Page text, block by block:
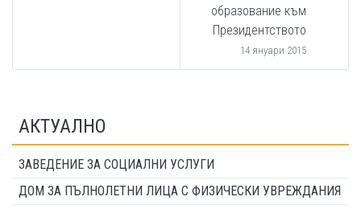
образование към
Президентството
14 януари 2015
АКТУАЛНО
ЗАВЕДЕНИЕ ЗА СОЦИАЛНИ УСЛУГИ
ДОМ ЗА ПЪЛНОЛЕТНИ ЛИЦА С ФИЗИЧЕСКИ УВРЕЖДАНИЯ